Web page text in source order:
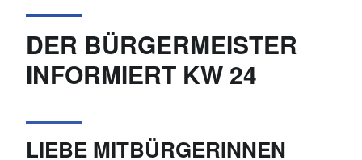
DER BÜRGERMEISTER
INFORMIERT KW 24
LIEBE MITBÜRGERINNEN